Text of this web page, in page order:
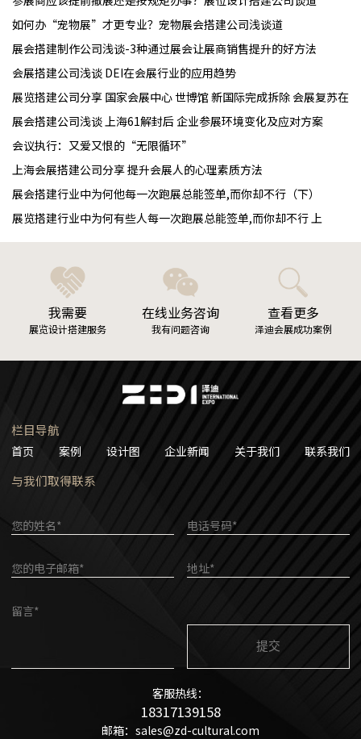
如何办“宠物展”才更专业？宠物展会搭建公司浅谈道
展会搭建制作公司浅谈-3种通过展会让展商销售提升的好方法
会展搭建公司浅谈 DEI在会展行业的应用趋势
展览搭建公司分享 国家会展中心 世博馆 新国际完成拆除 会展复苏在即
展会搭建公司浅谈 上海61解封后 企业参展环境变化及应对方案
会议执行：又爱又恨的“无限循环”
上海会展搭建公司分享 提升会展人的心理素质方法
展会搭建行业中为何他每一次跑展总能签单,而你却不行（下）
展览搭建行业中为何有些人每一次跑展总能签单,而你却不行 上
我需要
展览设计搭建服务
在线业务咨询
我有问题咨询
查看更多
泽迪会展成功案例
栏目导航
首页 案例 设计图 企业新闻 关于我们 联系我们
与我们取得联系
您的姓名* 电话号码*
您的电子邮箱* 地址*
留言*
客服热线：
18317139158
邮箱：sales@zd-cultural.com